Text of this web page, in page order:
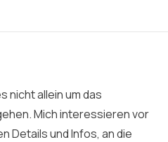
nicht allein um das
Mich interessieren vor
Details und Infos, an die